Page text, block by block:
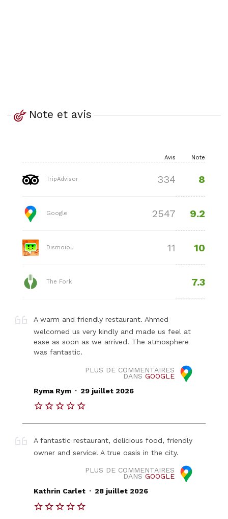
Note et avis
Avis Note
TripAdvisor 334 8
Google 2547 9.2
Dismoiou 11 10
The Fork 7.3
A warm and friendly restaurant. Ahmed
welcomed us very kindly and made us feel at
ease as soon as we arrived. The atmosphere
was fantastic.
PLUS DE COMMENTAIRES
DANS GOOGLE
Ryma Rym . 29 juillet 2026
A fantastic restaurant, delicious food, friendly
owner and service! A true oasis in the city.
PLUS DE COMMENTAIRES
DANS GOOGLE
Kathrin Carlet . 28 juillet 2026